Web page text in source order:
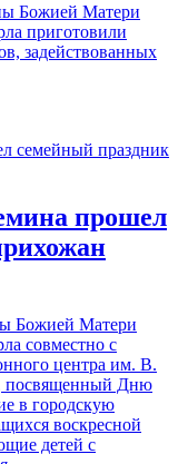
Божией Матери
приготовили
задействованных
прошел
Божией Матери
совместно с
центра им. В.
посвященный Дню
в городскую
воскресной
детей с